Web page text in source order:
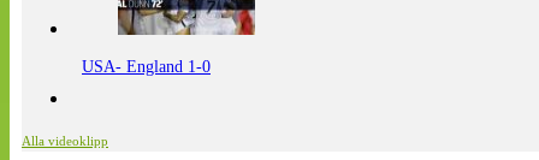
USA- England 1-0
Alla videoklipp